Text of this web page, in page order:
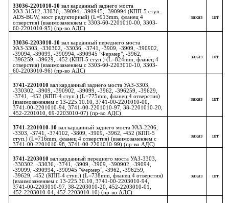
33036-2201010-10 вал карданный заднего моста
УАЗ-31512, 33036, -39094, -390945, -390994 (КПП-5 ступ.
ADS-BGW, мост редукторный) (L=913mm, фланец 4
отверстия) (взаимозаменяем с 3303-60-2201010-00, 3303-
60-2201010-95) (пр-во АДС)
заказ шт
33036-2203010-10 вал карданный переднего моста
УАЗ-3303, -330302, -33036, -3741, -3909, -3909, -390902,
-39094, -39099, -390994, -390945 "Фермер", -3962,
-396259, -39629, -452 (КПП-5 ступ.) (L=824mm, фланец 4
отверстия) (взаимозаменяем с 3303-60-2203010-10, 3303-
60-2203010-96) (пр-во АДС)
заказ шт
3741-2201010 вал карданный заднего моста УАЗ-3303,
-330302, -3909, -390902, -39099, -3962, -396259, -39629,
-3741, -452 (КПП-4 ступ.) (L=775mm, фланец 4 отверстия)
(взаимозаменяем с 13-225.10.10, 3741-00-2201010-00,
3741-00-2201010-94, 3741-00-2201010-97, 38-2201010-20,
452-2201010, 69-2203010-07) (пр-во АДС)
заказ шт
3741-2201010-10 вал карданный заднего моста УАЗ-2206,
-3303, -3741, -374102, -3809, -3909, -3962, -452 (КПП-5
ступ.) (L=716mm, фланец 4 отверстия) (взаимозаменяем с
3741-00-2201010-98, 3741-00-2201010-99) (пр-во АДС)
заказ шт
3741-2203010 вал карданный переднего моста УАЗ-3303,
-330302, -33036, -3741, -3909, -3909, -390902, -39094,
-39099, -390994, -390945 "Фермер", -3962, -396259,
-39629, -452 (КПП-4 ступ.) (L=738mm, фланец 4 отверстия)
(взаимозаменяем с 13-225.30.10, 3741-00-2203010-94,
3741-00-2203010-97, 38-2203010-20, 452-2203010-01,
452-2203010-04, 452-2203010-10) (пр-во АДС)
заказ шт